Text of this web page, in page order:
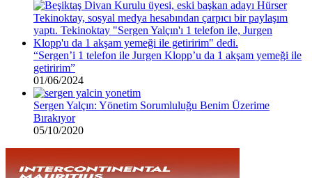
“Sergen’i 1 telefon ile Jurgen Klopp’u da 1 akşam yemeği ile
getiririm”
01/06/2024
Sergen Yalçın: Yönetim Sorumluluğu Benim Üzerime
Bırakıyor
05/10/2020